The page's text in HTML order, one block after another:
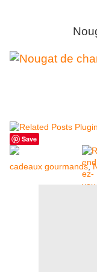
Save
cadeaux gourmands,